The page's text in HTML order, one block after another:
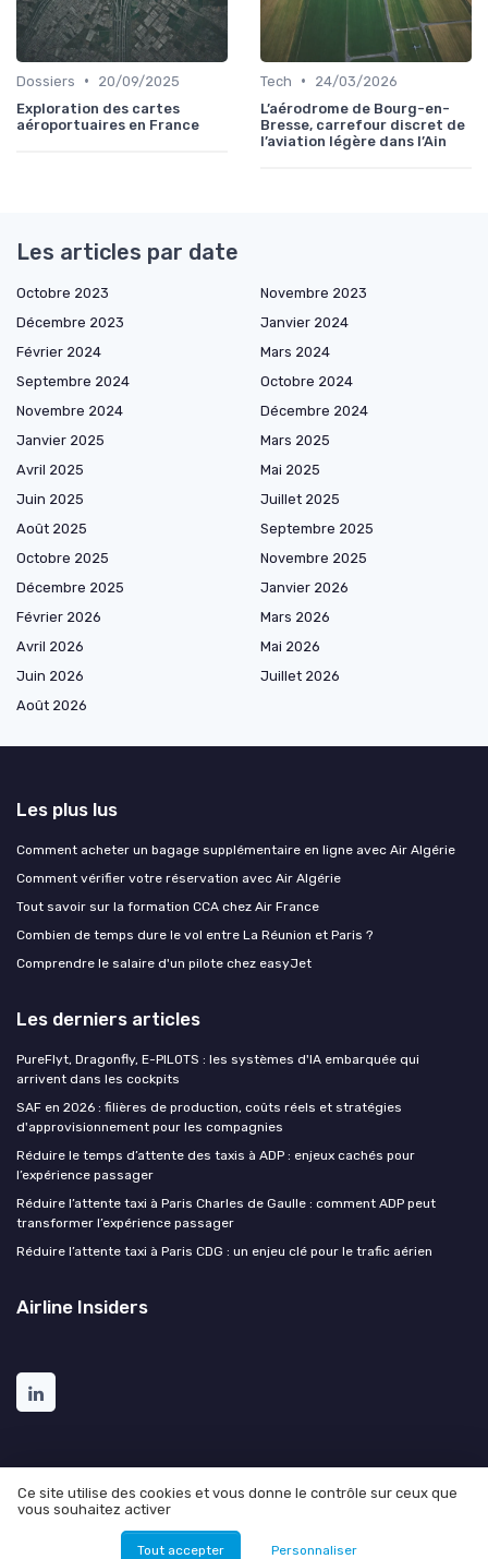
Dossiers •
20/09/2025
Exploration des cartes
aéroportuaires en France
Tech •
24/03/2026
L’aérodrome de Bourg-en-
Bresse, carrefour discret de
l’aviation légère dans l’Ain
Les articles par date
Octobre 2023
Novembre 2023
Décembre 2023
Janvier 2024
Février 2024
Mars 2024
Septembre 2024
Octobre 2024
Novembre 2024
Décembre 2024
Janvier 2025
Mars 2025
Avril 2025
Mai 2025
Juin 2025
Juillet 2025
Août 2025
Septembre 2025
Octobre 2025
Novembre 2025
Décembre 2025
Janvier 2026
Février 2026
Mars 2026
Avril 2026
Mai 2026
Juin 2026
Juillet 2026
Août 2026
Les plus lus
Comment acheter un bagage supplémentaire en ligne avec Air Algérie
Comment vérifier votre réservation avec Air Algérie
Tout savoir sur la formation CCA chez Air France
Combien de temps dure le vol entre La Réunion et Paris ?
Comprendre le salaire d'un pilote chez easyJet
Les derniers articles
PureFlyt, Dragonfly, E-PILOTS : les systèmes d'IA embarquée qui
arrivent dans les cockpits
SAF en 2026 : filières de production, coûts réels et stratégies
d'approvisionnement pour les compagnies
Réduire le temps d’attente des taxis à ADP : enjeux cachés pour
l’expérience passager
Réduire l’attente taxi à Paris Charles de Gaulle : comment ADP peut
transformer l’expérience passager
Réduire l’attente taxi à Paris CDG : un enjeu clé pour le trafic aérien
Airline Insiders
Mentions légales
© Airline Insiders 2026
Ce site utilise des cookies et vous donne le contrôle sur ceux que
vous souhaitez activer
Tout accepter Personnaliser